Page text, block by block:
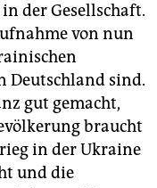
der Gesellschaft.
von nun
Deutschland sind.
gut gemacht,
braucht
in der Ukraine
und die